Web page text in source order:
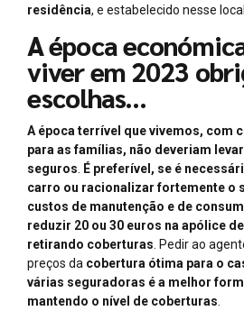
residência, e estabelecido nesse
A época
viver em 2023
escolhas…
A época terrível que vivemos, com
para as famílias, não deveriam
seguros. É preferível, se é
carro ou racionalizar fortemente o
custos de manutenção e de
reduzir 20 ou 30 euros na apólice
retirando coberturas. Pedir ao
preços da cobertura ótima para o
várias seguradoras é a melhor
mantendo o nível de coberturas.